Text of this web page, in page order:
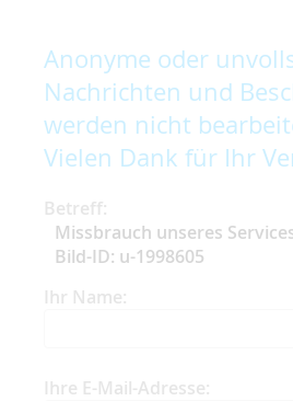
Anonyme oder
Nachrichten und
werden nicht
Vielen Dank für Ihr
Betreff:
Missbrauch unseres
Bild-ID: u-1998605
Ihr Name:
Ihre E-Mail-Adresse: